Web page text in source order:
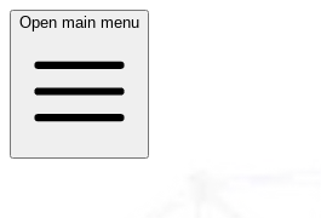
Open main menu